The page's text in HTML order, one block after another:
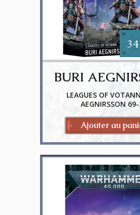
BURI
LEAGUES OF
AEGNIRSSON
Ajouter au